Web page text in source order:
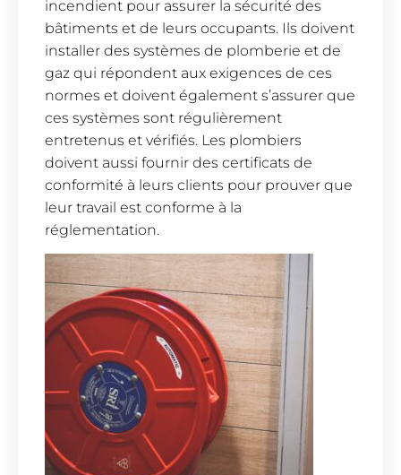
incendient pour assurer la sécurité des
bâtiments et de leurs occupants. Ils doivent
installer des systèmes de plomberie et de
gaz qui répondent aux exigences de ces
normes et doivent également s’assurer que
ces systèmes sont régulièrement
entretenus et vérifiés. Les plombiers
doivent aussi fournir des certificats de
conformité à leurs clients pour prouver que
leur travail est conforme à la
réglementation.